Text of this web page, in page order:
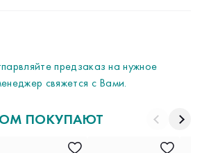
предзаказ на нужное
свяжется с Вами.
ПОКУПАЮТ